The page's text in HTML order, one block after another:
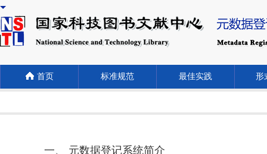
首页 标准规范 最佳实践 形
一、 元数据登记系统简介